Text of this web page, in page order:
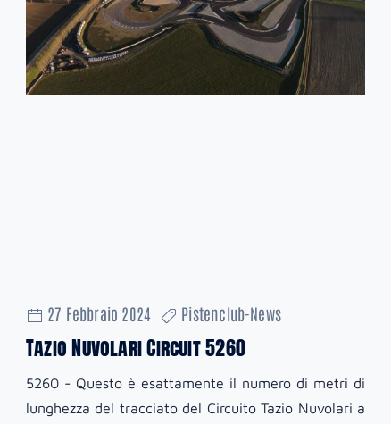
27 Febbraio 2024 Pistenclub-News
Tazio Nuvolari Circuit 5260
5260 - Questo è esattamente il numero di metri di
lunghezza del tracciato del Circuito Tazio Nuvolari a